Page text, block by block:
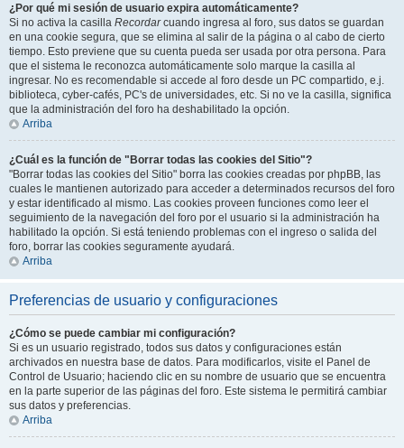
¿Por qué mi sesión de usuario expira automáticamente?
Si no activa la casilla Recordarcuando ingresa al foro, sus datos se guardan
en una cookie segura, que se elimina al salir de la página o al cabo de cierto
tiempo. Esto previene que su cuenta pueda ser usada por otra persona. Para
que el sistema le reconozca automáticamente solo marque la casilla al
ingresar. No es recomendable si accede al foro desde un PC compartido, e.j.
biblioteca, cyber-cafés, PC's de universidades, etc. Si no ve la casilla, significa
que la administración del foro ha deshabilitado la opción.
Arriba
¿Cuál es la función de "Borrar todas las cookies del Sitio"?
"Borrar todas las cookies del Sitio" borra las cookies creadas por phpBB, las
cuales le mantienen autorizado para acceder a determinados recursos del foro
y estar identificado al mismo. Las cookies proveen funciones como leer el
seguimiento de la navegación del foro por el usuario si la administración ha
habilitado la opción. Si está teniendo problemas con el ingreso o salida del
foro, borrar las cookies seguramente ayudará.
Arriba
Preferencias de usuario y configuraciones
¿Cómo se puede cambiar mi configuración?
Si es un usuario registrado, todos sus datos y configuraciones están
archivados en nuestra base de datos. Para modificarlos, visite el Panel de
Control de Usuario; haciendo clic en su nombre de usuario que se encuentra
en la parte superior de las páginas del foro. Este sistema le permitirá cambiar
sus datos y preferencias.
Arriba